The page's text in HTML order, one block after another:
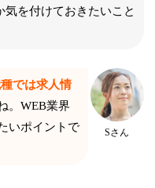
気を付けておきたいこと
では求人情
。WEB業界
いポイントで
Sさん